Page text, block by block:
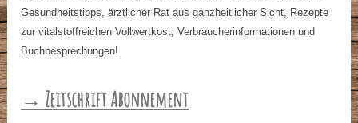
Gesundheitstipps, ärztlicher Rat aus ganzheitlicher Sicht, Rezepte
zur vitalstoffreichen Vollwertkost, Verbraucherinformationen und
Buchbesprechungen!
→ Zeitschrift Abonnement